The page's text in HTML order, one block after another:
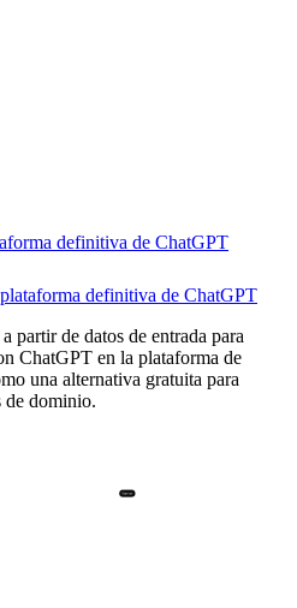
definitiva de ChatGPT
definitiva de ChatGPT
partir de datos de entrada para
ChatGPT en la plataforma de
una alternativa gratuita para
de dominio.